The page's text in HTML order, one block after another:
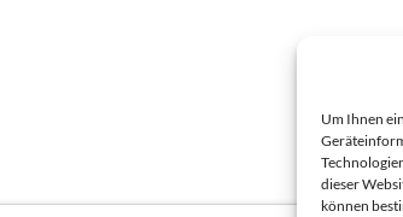
Um Ihnen
dieser
können